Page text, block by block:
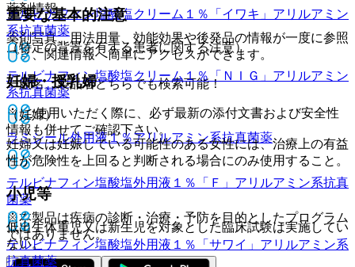
テルビナフィン塩酸塩クリーム１％「イワキ」 アリルアミン
系抗真菌薬
テルビナフィン塩酸塩クリーム１％「ＮＩＧ」 アリルアミン
系抗真菌薬
ラミシール外用液１％アリルアミン系抗真菌薬
テルビナフィン塩酸塩外用液１％「Ｆ」 アリルアミン系抗真
菌薬
テルビナフィン塩酸塩外用液１％「サワイ」 アリルアミン系
抗真菌薬
重要な基本的注意
（特定の背景を有する患者に関する注意）
妊婦・授乳婦
（妊婦）
妊婦又は妊娠している可能性のある女性には、治療上の有益
性が危険性を上回ると判断される場合にのみ使用すること。
小児等
低出生体重児又は新生児を対象とした臨床試験は実施してい
ない。
薬剤情報
薬剤写真、用法用量、効能効果や後発品の情報が一度に参照
でき、関連情報へ簡単にアクセスができます。
一般名、製品名どちらでも検索可能！
※ ご使用いただく際に、必ず最新の添付文書および安全性
情報も併せてご確認下さい。
※本製品は疾病の診断・治療・予防を目的としたプログラム
ではありません。